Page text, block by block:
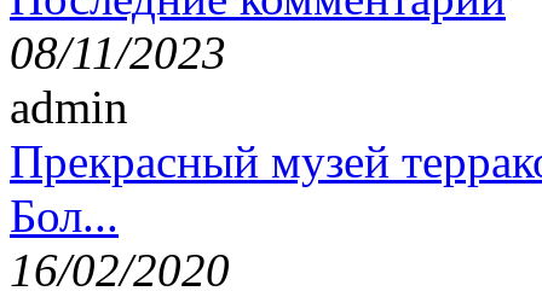
08/11/2023
admin
Прекрасный музей
Бол...
16/02/2020